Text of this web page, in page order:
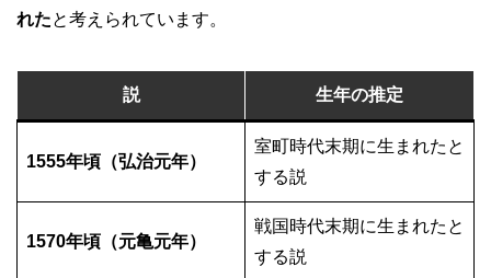
れたと考えられています。
説 生年の推定
1555年頃（弘治元年）
室町時代末期に生まれたと
する説
1570年頃（元亀元年）
戦国時代末期に生まれたと
する説